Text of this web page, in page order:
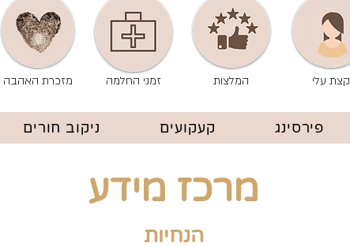
מזכרת האהבה זמני החלמה המלצות קצת עלי
פירסינג קעקועים ניקוב חורים
מרכז מידע
הנחיות